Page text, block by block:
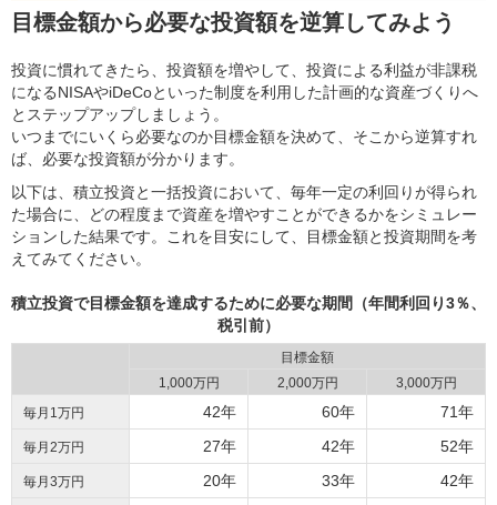
目標金額から必要な投資額を逆算してみよう
投資に慣れてきたら、投資額を増やして、投資による利益が非課税
になるNISAやiDeCoといった制度を利用した計画的な資産づくりへ
とステップアップしましょう。
いつまでにいくら必要なのか目標金額を決めて、そこから逆算すれ
ば、必要な投資額が分かります。
以下は、積立投資と一括投資において、毎年一定の利回りが得られ
た場合に、どの程度まで資産を増やすことができるかをシミュレー
ションした結果です。これを目安にして、目標金額と投資期間を考
えてみてください。
積立投資で目標金額を達成するために必要な期間（年間利回り3％、
税引前）
目標金額
1,000万円
2,000万円
3,000万円
毎月1万円
42年 60年 71年
毎月2万円 27年 42年 52年
毎月3万円 20年 33年 42年